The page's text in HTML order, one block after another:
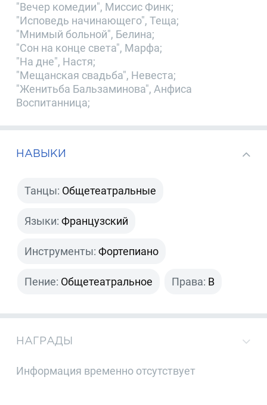
"Вечер комедии", Миссис Финк;
"Исповедь начинающего", Теща;
"Мнимый больной", Белина;
"Сон на конце света", Марфа;
"На дне", Настя;
"Мещанская свадьба", Невеста;
"Женитьба Бальзаминова", Анфиса
Воспитанница;
НАВЫКИ
Танцы: Общетеатральные
Языки: Французский
Инструменты: Фортепиано
Пение: Общетеатральное Права: B
НАГРАДЫ
Информация временно отсутствует